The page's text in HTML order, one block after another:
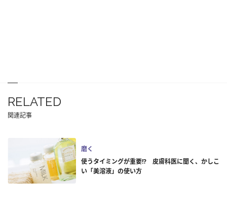
RELATED
関連記事
磨く
使うタイミングが重要!? 皮膚科医に聞く、かしこ
い「美溶液」の使い方